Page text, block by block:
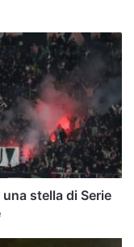
stella di Serie